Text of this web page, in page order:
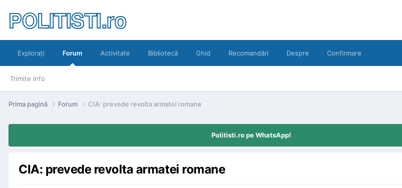
POLITISTI.ro
Exploraţi Forum
Trimite info
Activitate Bibliotecă Ghid Recomandări Despre Confirmare
Prima pagină Forum CIA: prevede revolta armatei romane
Politisti.ro pe WhatsApp!
CIA: prevede revolta armatei romane